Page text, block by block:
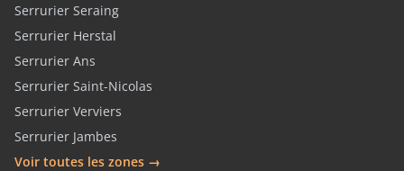
Serrurier Seraing
Serrurier Herstal
Serrurier Ans
Serrurier Saint-Nicolas
Serrurier Verviers
Serrurier Jambes
Voir toutes les zones →